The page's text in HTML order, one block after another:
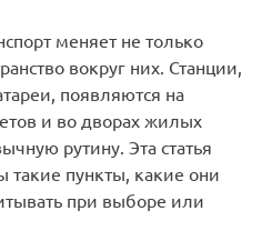
меняет не только
вокруг них. Станции,
появляются на
и во дворах жилых
рутину. Эта статья
такие пункты, какие они
при выборе или